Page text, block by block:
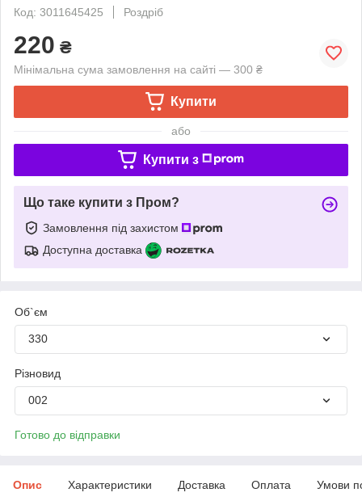
Код: 3011645425
Роздріб
220 ₴
Мінімальна сума замовлення на сайті — 300 ₴
Купити
або
Купити з
Що таке купити з Пром?
Замовлення під захистом
Доступна доставка
Об`єм
330
Різновид
002
Готово до відправки
Опис Характеристики Доставка Оплата Умови